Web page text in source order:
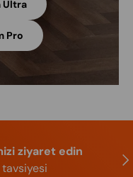
Ultra
Pro
ziyaret edin
tavsiyesi